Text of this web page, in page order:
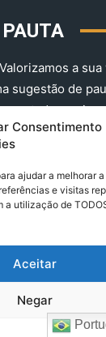
Consentimento
ajudar a melhorar
e visitas
a utilização de
Aceitar
Negar
a sua
sugestão de
contada, envie-
CNPJ:
2301, Ed. Rogério
– CEP